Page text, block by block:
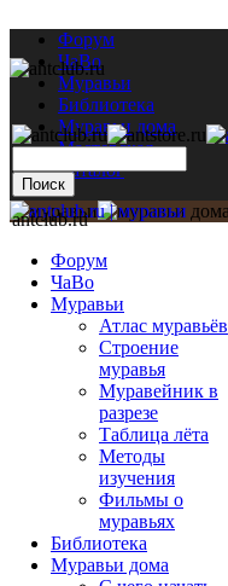
Форум
ЧаВо
Муравьи
Библиотека
Муравьи дома
Мастерская
Каталог
antclub.ru
Форум
ЧаВо
Муравьи
Атлас муравьёв
Строение
муравья
Муравейник в
разрезе
Таблица лёта
Методы
изучения
Фильмы о
муравьях
Библиотека
Муравьи дома